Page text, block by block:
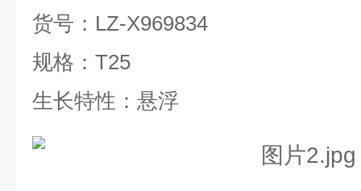
货号： LZ-X969834
规格： T25
生长特性：悬浮